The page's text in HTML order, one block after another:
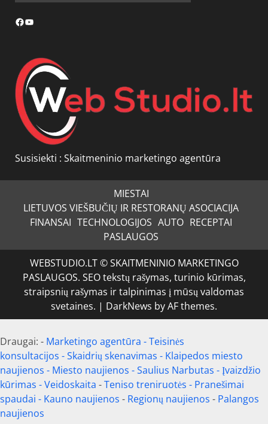
Facebook
YouTube
Susisiekti : Skaitmeninio marketingo agentūra
MIESTAI
LIETUVOS VIEŠBUČIŲ IR RESTORANŲ ASOCIACIJA
FINANSAI TECHNOLOGIJOS AUTO RECEPTAI
PASLAUGOS
WEBSTUDIO.LT © SKAITMENINIO MARKETINGO
PASLAUGOS. SEO tekstų rašymas, turinio kūrimas,
straipsnių rašymas ir talpinimas į mūsų valdomas
svetaines. | DarkNews by AF themes.
Draugai: - Marketingo agentūra -Teisinės
konsultacijos -Skaidrių skenavimas - Klaipedos miesto
naujienos - Miesto naujienos -Saulius Narbutas -Įvaizdžio
kūrimas -Veidoskaita -Teniso treniruotės - Pranešimai
spaudai - Kauno naujienos - Regionų naujienos - Palangos
naujienos